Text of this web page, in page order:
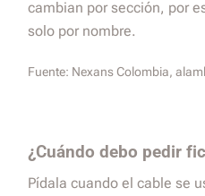
cambian por sección, por
solo por nombre.
Fuente: Nexans Colombia,
¿Cuándo debo pedir
Pídala cuando el cable se